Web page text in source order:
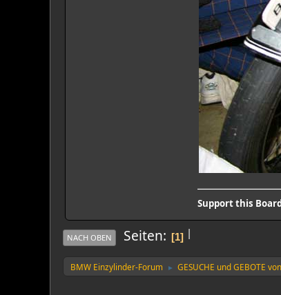
Support this
|
NACH OBEN Seiten 1
BMW Einzylinder-Forum ► GESUCHE und GEBOTE